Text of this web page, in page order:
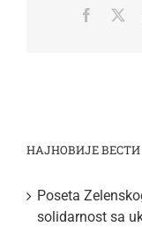
НАЈНОВИЈЕ ВЕСТИ
Poseta
solidarnost sa